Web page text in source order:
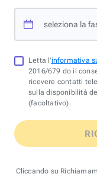
seleziona la
Letta l'informativa
2016/679 do il
ricevere contatti
sulla disponibilità
(facoltativo).
Cliccando su